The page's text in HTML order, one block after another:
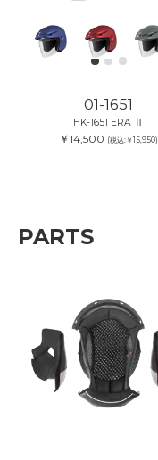
01-1651
HK-1651 ERA Ⅱ
￥14,500 (税込:￥15,950)
PARTS